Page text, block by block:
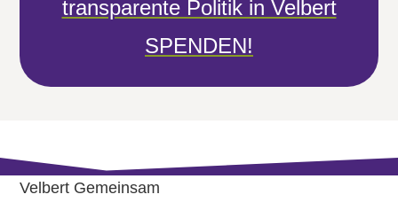
transparente Politik in Velbert
SPENDEN!
Velbert Gemein­sam